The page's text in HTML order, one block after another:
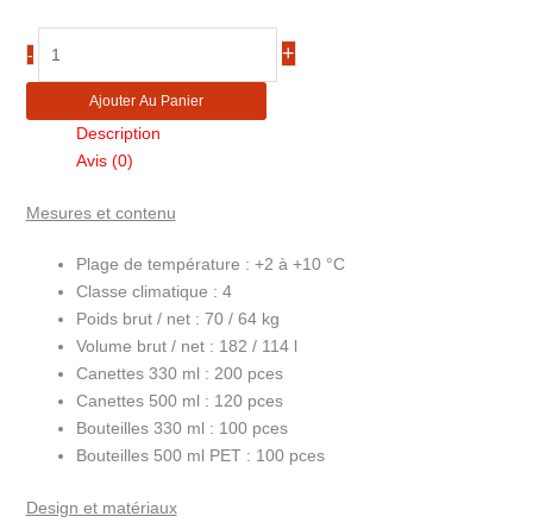
-
de
armoire
slim
FS176H
+
Ajouter Au Panier
Description
Avis (0)
Mesures et contenu
Plage de température : +2 à +10 °C
Classe climatique : 4
Poids brut / net : 70 / 64 kg
Volume brut / net : 182 / 114 l
Canettes 330 ml : 200 pces
Canettes 500 ml : 120 pces
Bouteilles 330 ml : 100 pces
Bouteilles 500 ml PET : 100 pces
Design et matériaux